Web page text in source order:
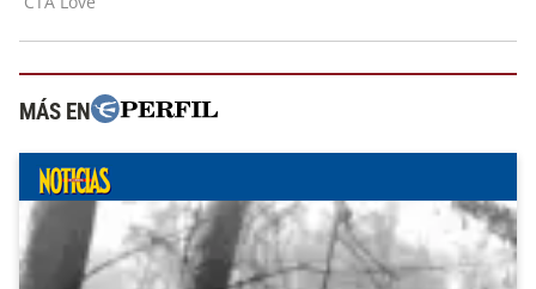
MÁS EN